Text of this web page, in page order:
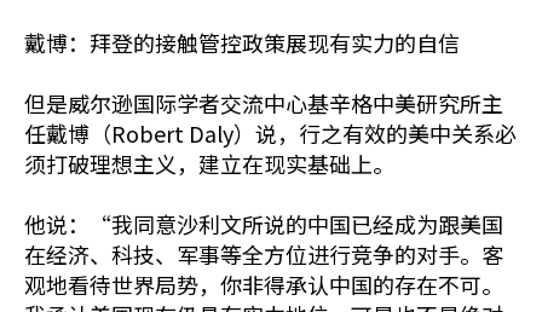
戴博：拜登的接触管控政策展现有实力的自信
但是威尔逊国际学者交流中心基辛格中美研究所主
任戴博（Robert Daly）说，行之有效的美中关系必
须打破理想主义，建立在现实基础上。
他说：“我同意沙利文所说的中国已经成为跟美国
在经济、科技、军事等全方位进行竞争的对手。客
观地看待世界局势，你非得承认中国的存在不可。